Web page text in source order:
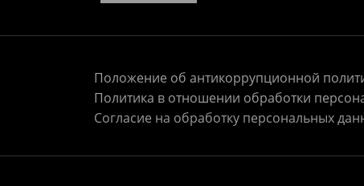
Положение об антикоррупционной
Политика в отношении обработки
Согласие на обработку персональных